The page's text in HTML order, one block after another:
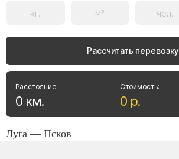
Рассчитать перевозку
Стоимость:
0 р.
Расстояние:
0 км.
Луга — Псков